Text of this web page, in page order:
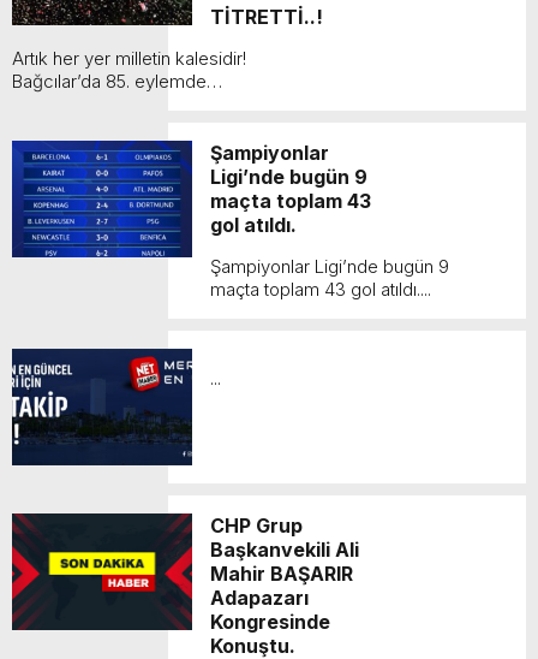
TİTRETTİ..!
Artık her yer milletin kalesidir!
Bağcılar’da 85. eylemde
insanlara teşekkür ediyorum.
Biz ...
Şampiyonlar
Ligi’nde bugün 9
maçta toplam 43
gol atıldı.
Şampiyonlar Ligi’nde bugün 9
maçta toplam 43 gol atıldı....
...
CHP Grup
Başkanvekili Ali
Mahir BAŞARIR
Adapazarı
Kongresinde
Konuştu.